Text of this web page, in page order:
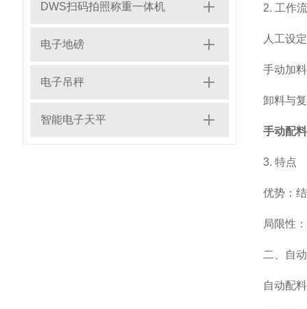
DWS扫码拍照称重一体机
电子地磅
电子吊秤
智能电子天平
2. 工作
人工设
手动加
卸料与
手动配
3. 特点
优势：
局限性
二、自
自动配